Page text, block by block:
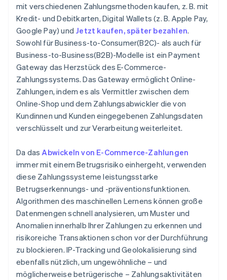
mit verschiedenen Zahlungsmethoden kaufen, z. B. mit
Kredit- und Debitkarten, Digital Wallets (z. B. Apple Pay,
Google Pay) und Jetzt kaufen, später bezahlen.
Sowohl für Business-to-Consumer(B2C)- als auch für
Business-to-Business(B2B)-Modelle ist ein Payment
Gateway das Herzstück des E-Commerce-
Zahlungssystems. Das Gateway ermöglicht Online-
Zahlungen, indem es als Vermittler zwischen dem
Online-Shop und dem Zahlungsabwickler die von
Kundinnen und Kunden eingegebenen Zahlungsdaten
verschlüsselt und zur Verarbeitung weiterleitet.
Da dasAbwickeln von E-Commerce-Zahlungen
immer mit einem Betrugsrisiko einhergeht, verwenden
diese Zahlungssysteme leistungsstarke
Betrugserkennungs- und -präventionsfunktionen.
Algorithmen des maschinellen Lernens können große
Datenmengen schnell analysieren, um Muster und
Anomalien innerhalb Ihrer Zahlungen zu erkennen und
risikoreiche Transaktionen schon vor der Durchführung
zu blockieren. IP-Tracking und Geolokalisierung sind
ebenfalls nützlich, um ungewöhnliche – und
möglicherweise betrügerische – Zahlungsaktivitäten